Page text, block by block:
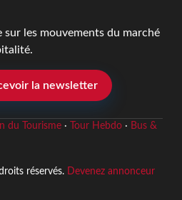
sur les mouvements du marché
la newsletter
du Tourisme· Tour Hebdo· Bus &
réservés. Devenez annonceur